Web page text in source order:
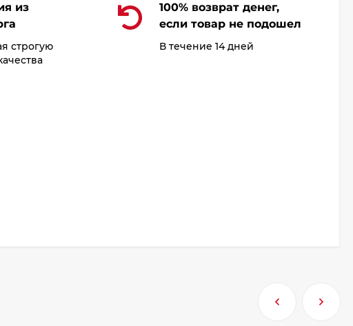
из
строгую
100% возврат денег,
если товар не подошел
В течение 14 дней